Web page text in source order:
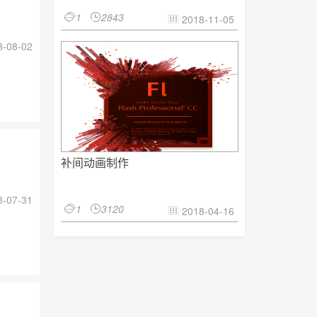
08-02
07-31
1 2843  2018-11-05
补间动画制作
1 3120  2018-04-16